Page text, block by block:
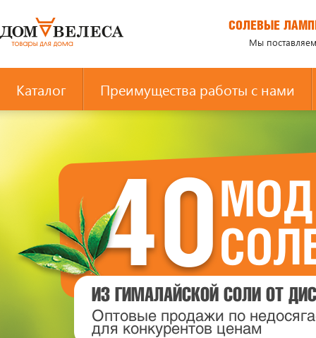
Мы
СОЛЕВЫЕ
Каталог Преимущеcтва работы с нами
40
ИЗ ГИМАЛАЙСКОЙ СОЛИ ОТ
Оптовые продажи по
для конкурентов ценам